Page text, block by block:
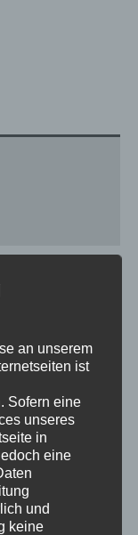
an unserem
ist
Sofern eine
unseres
in
eine
und
keine